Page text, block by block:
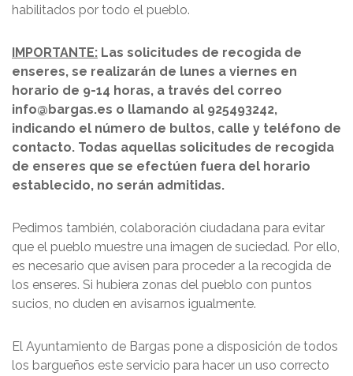
habilitados por todo el pueblo.
IMPORTANTE: Las solicitudes de recogida de
enseres, se realizarán de lunes a viernes en
horario de 9-14 horas, a través del correo
info@bargas.es o llamando al 925493242,
indicando el número de bultos, calle y teléfono de
contacto. Todas aquellas solicitudes de recogida
de enseres que se efectúen fuera del horario
establecido, no serán admitidas.
Pedimos también, colaboración ciudadana para evitar
que el pueblo muestre una imagen de suciedad. Por ello,
es necesario que avisen para proceder a la recogida de
los enseres. Si hubiera zonas del pueblo con puntos
sucios, no duden en avisarnos igualmente.
El Ayuntamiento de Bargas pone a disposición de todos
los bargueños este servicio para hacer un uso correcto